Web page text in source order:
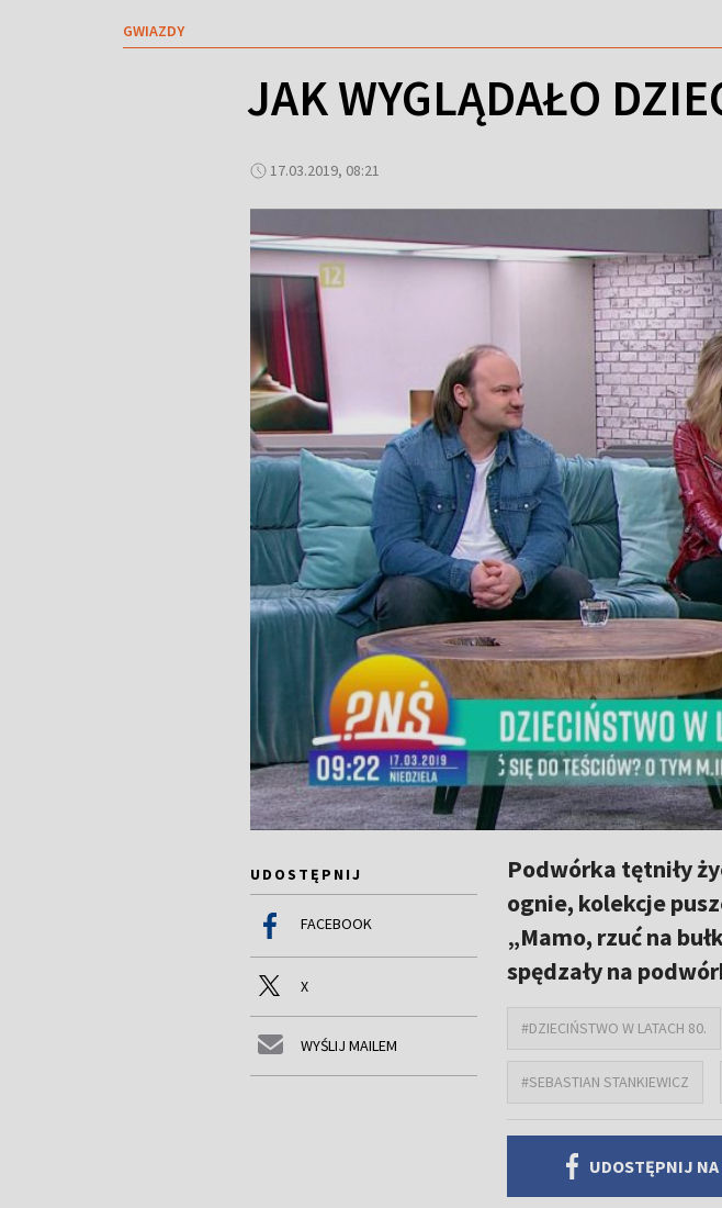
GWIAZDY
JAK WYGLĄDAŁO
17.03.2019, 08:21
UDOSTĘPNIJ
FACEBOOK
X
WYŚLIJ MAILEM
Podwórka tętniły
ognie, kolekcje
„Mamo, rzuć na
spędzały na
#DZIECIŃSTWO W LATACH 80.
#SEBASTIAN STANKIEWICZ
UDOSTĘPNIJ NA